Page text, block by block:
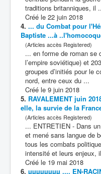
traditions britanniques, il
Créé le 22 juin 2018
4. ... du Combat pour
Baptiste ...à
(Articles accès Registered)
... en forme de roman se
l’empire soviétique) et
groupes d’initiés pour le
nord, entre ceux du ...
Créé le 9 juin 2018
5. RAVALEMENT juin
elle, la survie de la
(Articles accès Registered)
... ENTRETIEN - Dans
et mené sans langue de
tous les combats
intensité et leurs enjeux,
Créé le 19 mai 2018
6. µµµµµµµµ .... EN-